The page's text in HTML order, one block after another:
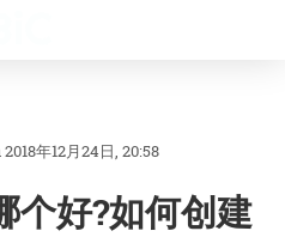
2018年12月24日, 20:58
个好?如何创建